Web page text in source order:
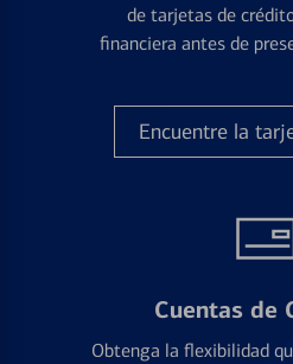
de tarjetas de
financiera antes de
Encuentre la
Cuentas de
Obtenga la flexibilidad